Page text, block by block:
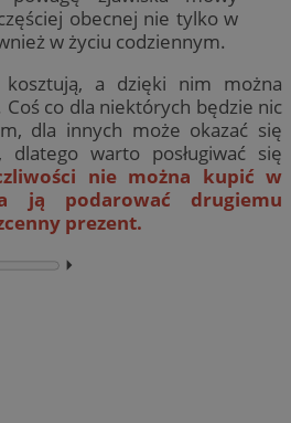
obecnej nie tylko w
w życiu codziennym.
a dzięki nim można
co dla niektórych będzie nic
dla innych może okazać się
dlatego warto posługiwać się
nie można kupić w
ją podarować drugiemu
prezent.
⏵︎